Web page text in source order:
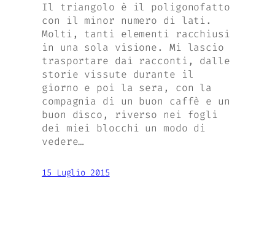
Il triangolo è il poligonofatto
con il minor numero di lati.
Molti, tanti elementi racchiusi
in una sola visione. Mi lascio
trasportare dai racconti, dalle
storie vissute durante il
giorno e poi la sera, con la
compagnia di un buon caffè e un
buon disco, riverso nei fogli
dei miei blocchi un modo di
vedere…
15 Luglio 2015